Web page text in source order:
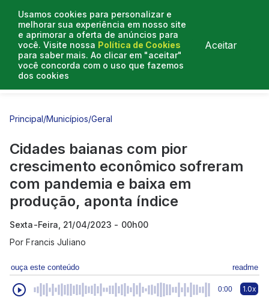
Usamos cookies para personalizar e
melhorar sua experiência em nosso site
e aprimorar a oferta de anúncios para
você. Visite nossa Política de Cookies
para saber mais. Ao clicar em "aceitar"
você concorda com o uso que fazemos
dos cookies
Aceitar
Entrevistas
Principal/Municípios/Geral
Cidades baianas com pior
crescimento econômico sofreram
com pandemia e baixa em
produção, aponta índice
Sexta-Feira, 21/04/2023 - 00h00
PorFrancis Juliano
ouça este conteúdo readme
0:00 1.0x